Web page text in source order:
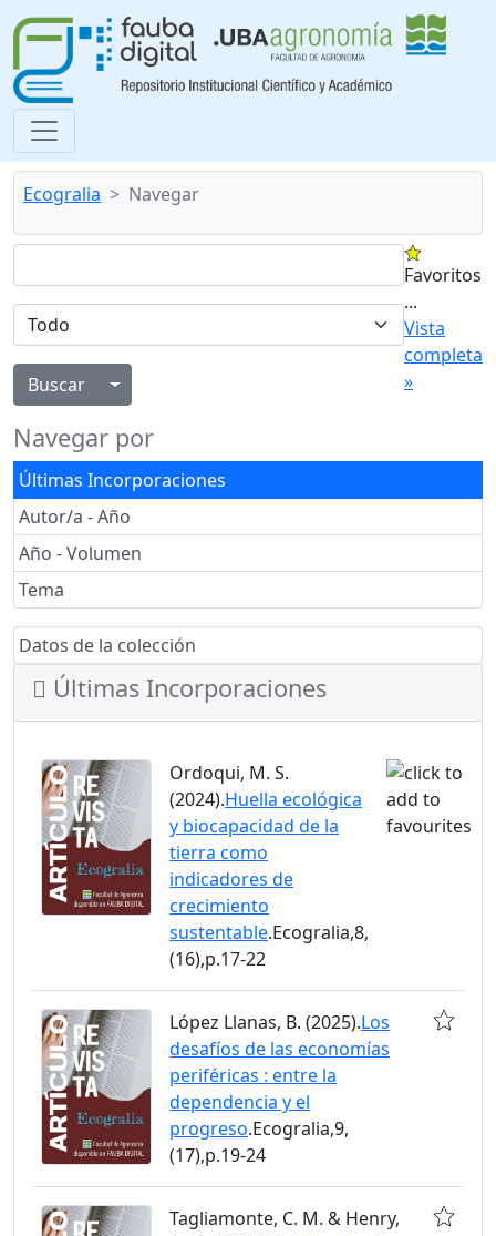
Ecogralia Navegar
Alternar menú desplegable
Favoritos
...
Vista
completa
»
Navegar por
Últimas Incorporaciones
Autor/a - Año
Año - Volumen
Tema
Datos de la colección
Últimas Incorporaciones
Ordoqui, M. S.
(2024).Huella ecológica
y biocapacidad de la
tierra como
indicadores de
crecimiento
sustentable.Ecogralia,8,
(16),p.17-22
López Llanas, B. (2025).Los
desafíos de las economías
periféricas : entre la
dependencia y el
progreso.Ecogralia,9,
(17),p.19-24
Tagliamonte, C. M. & Henry,